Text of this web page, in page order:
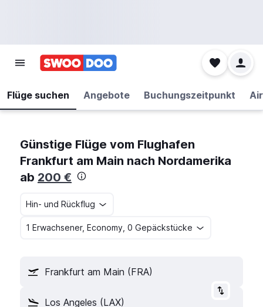
Flüge suchen Angebote Buchungszeitpunkt
Günstige Flüge vom Flughafen
Frankfurt am Main nach Nordamerika
ab 200 €
Hin- und Rückflug
1 Erwachsener, Economy, 0 Gepäckstücke
Frankfurt am Main (FRA)
Los Angeles (LAX)